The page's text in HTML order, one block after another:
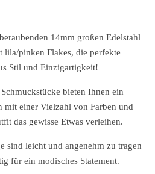
14mm großen Edelstahl
lila/pinken Flakes, die perfekte
Stil und Einzigartigkeit!
bieten Ihnen ein
mit einer Vielzahl von Farben und
das gewisse Etwas verleihen.
sind leicht und angenehm zu tragen
für ein modisches Statement.